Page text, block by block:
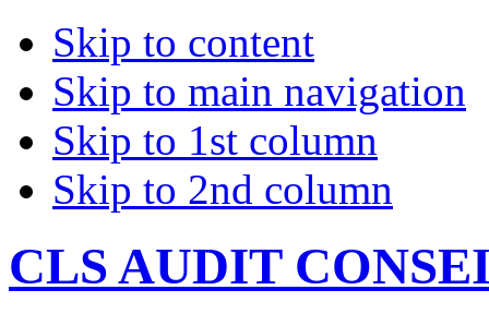
Skip to content
Skip to main navigation
Skip to 1st column
Skip to 2nd column
CLS AUDIT